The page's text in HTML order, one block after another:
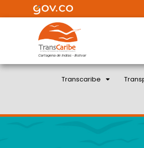
Cartagena de Indias - Bolivar
Transcaribe